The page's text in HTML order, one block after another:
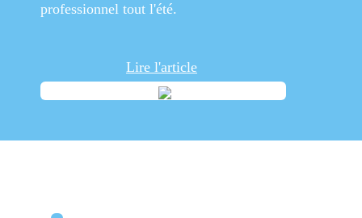
professionnel tout l'été.
Lire l'article